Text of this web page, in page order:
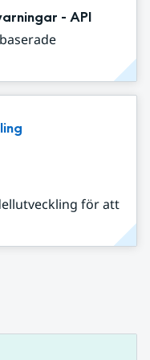
- API
för att